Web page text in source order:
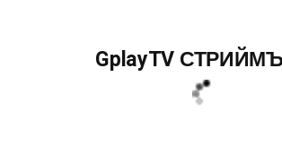
GplayTV